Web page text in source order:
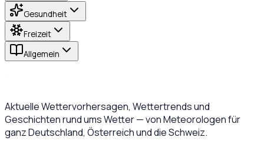
Gesundheit
Freizeit
Allgemein
Aktuelle Wettervorhersagen, Wettertrends und
Geschichten rund ums Wetter — von Meteorologen für
ganz Deutschland, Österreich und die Schweiz.